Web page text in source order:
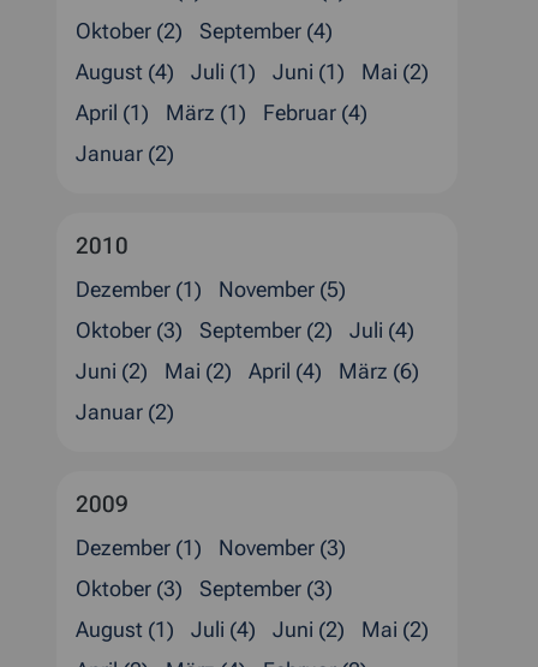
Oktober (2)
September (4)
August (4)
Juli (1) Juni (1)
Mai (2)
April (1)
März (1)
Februar (4)
Januar (2)
2010
Dezember (1)
November (5)
Oktober (3)
September (2)
Juli (4)
Juni (2)
Mai (2) April (4)
März (6)
Januar (2)
2009
Dezember (1)
November (3)
Oktober (3)
September (3)
August (1)
Juli (4) Juni (2)
Mai (2)